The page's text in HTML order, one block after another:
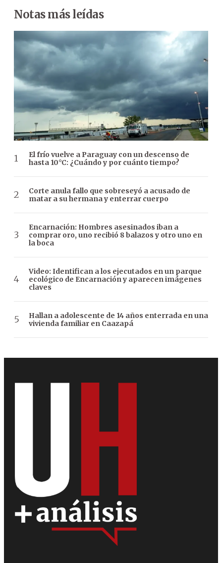
Notas más leídas
El frío vuelve a Paraguay con un descenso de
hasta 10°C: ¿Cuándo y por cuánto tiempo?
Corte anula fallo que sobreseyó a acusado de
matar a su hermana y enterrar cuerpo
Encarnación: Hombres asesinados iban a
comprar oro, uno recibió 8 balazos y otro uno en
la boca
Video: Identifican a los ejecutados en un parque
ecológico de Encarnación y aparecen imágenes
claves
Hallan a adolescente de 14 años enterrada en una
vivienda familiar en Caazapá